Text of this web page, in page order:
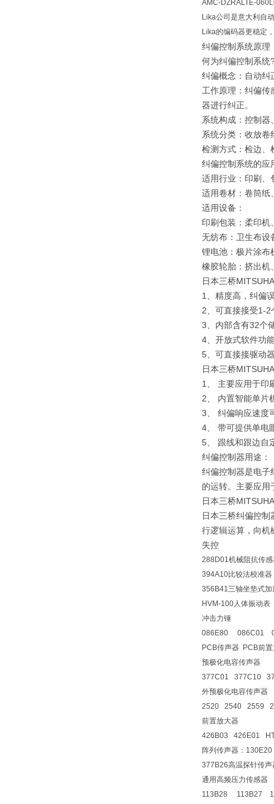
AMC-DZRALTE-
Lika公司是意大利自
Lika的编码器更稳定
纠偏控制系统原理
何为纠偏控制系统
纠偏概念：自动纠
工作原理：纠偏传
器进行纠正。
系统构成：控制器
系统分类：收放卷
检测方式：检边、
纠偏控制系统的应
适用行业：印刷、
适用卷材：卷筒纸
适用设备：
印刷包装：柔印机
无纺布：卫生布设
锂电池：极片涂布
橡胶轮胎：挤出机
日本三桥
1、精度高，纠偏
2、可直接接受1-2
3、内部含有32个
4、开放式软件功
5、可直接接驱动
日本三桥
1、 主要应用于印
2、 内置智能单片
3、 纠偏响应速度
4、 带可提供单电
5、 跟线和跟边自
纠偏控制器用途：
纠偏控制器是电子
的运转。主要应用
日本三桥
日本三桥纠偏控
行逻辑运算，向机
失控
288D01机械阻抗传
394A10比较法校准
356B41三轴坐垫式
HVM-100人体振动表
冲击力锤
086E80 086C01
PCB传声器 PCB前
预极化电容传声器
377C01 377C10
外预极化电容传声器
2520 2540 2559
前置放大器
426B03 426E01
阵列传声器：
377B26高温探针传
通用高频压力传感器
113B28 113B27